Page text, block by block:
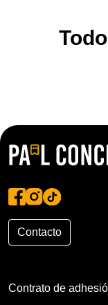
Contacto
Contrato de